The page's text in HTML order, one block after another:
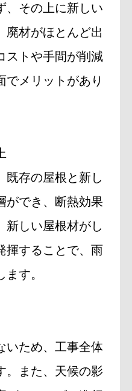
、その上に新しい
廃材がほとんど出
ストや手間が削減
でメリットがあり
既存の屋根と新し
ができ、断熱効果
新しい屋根材がし
揮することで、雨
す。
いため、工事全体
。また、天候の影